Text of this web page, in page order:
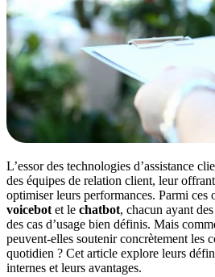
L’essor des technologies d’assistance
des équipes de relation client, leur
optimiser leurs performances. Parmi ces
voicebot et le chatbot, chacun ayant
des cas d’usage bien définis. Mais
peuvent-elles soutenir concrètement les
quotidien ? Cet article explore leurs
internes et leurs avantages.